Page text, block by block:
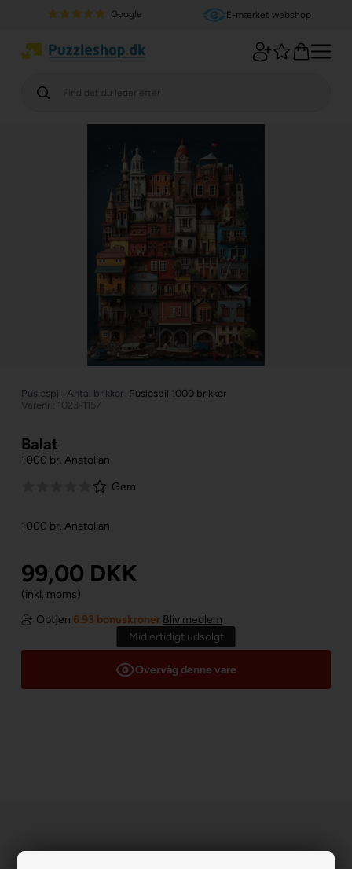
Google E-mærket webshop
Puslespil Antal brikker Puslespil 1000 brikker
Varenr.: 1023-1157
Balat
1000 br. Anatolian
Gem
1000 br. Anatolian
99,00 DKK
(inkl. moms)
Optjen 6.93 bonuskroner Bliv medlem
Midlertidigt udsolgt
Overvåg denne vare